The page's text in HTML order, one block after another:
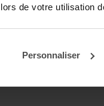
de votre utilisation
Personnaliser